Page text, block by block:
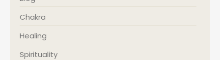
Chakra
Healing
Spirituality